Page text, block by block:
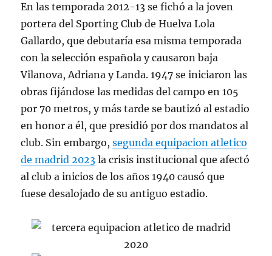
En las temporada 2012-13 se fichó a la joven
portera del Sporting Club de Huelva Lola
Gallardo, que debutaría esa misma temporada
con la selección española y causaron baja
Vilanova, Adriana y Landa. 1947 se iniciaron las
obras fijándose las medidas del campo en 105
por 70 metros, y más tarde se bautizó al estadio
en honor a él, que presidió por dos mandatos al
club. Sin embargo,segunda equipacion atletico
de madrid 2023 la crisis institucional que afectó
al club a inicios de los años 1940 causó que
fuese desalojado de su antiguo estadio.